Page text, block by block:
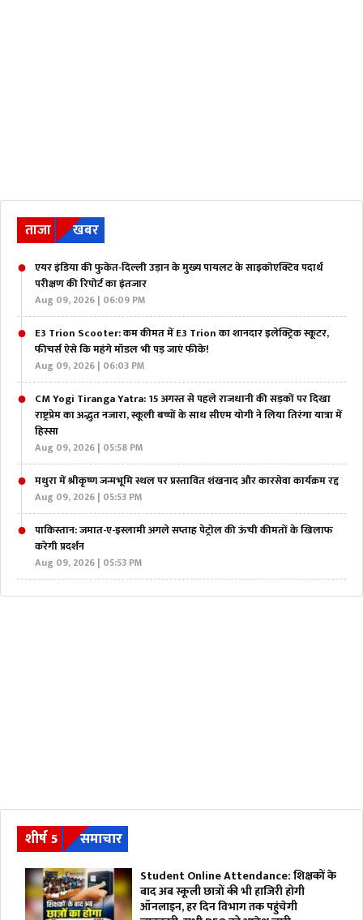
ताजा खबर
एयर इंडिया की फुकेत-दिल्ली उड़ान के मुख्य पायलट के साइकोएक्टिव पदार्थ
परीक्षण की रिपोर्ट का इंतजार
Aug 09, 2026 | 06:09 PM
E3 Trion Scooter: कम कीमत में E3 Trion का शानदार इलेक्ट्रिक स्कूटर,
फीचर्स ऐसे कि महंगे मॉडल भी पड़ जाएं फीके!
Aug 09, 2026 | 06:03 PM
CM Yogi Tiranga Yatra: 15 अगस्त से पहले राजधानी की सड़कों पर दिखा
राष्ट्रप्रेम का अद्भुत नजारा, स्कूली बच्चों के साथ सीएम योगी ने लिया तिरंगा यात्रा में
हिस्सा
Aug 09, 2026 | 05:58 PM
मथुरा में श्रीकृष्ण जन्मभूमि स्थल पर प्रस्तावित शंखनाद और कारसेवा कार्यक्रम रद्द
Aug 09, 2026 | 05:53 PM
पाकिस्तान: जमात-ए-इस्लामी अगले सप्ताह पेट्रोल की ऊंची कीमतों के खिलाफ
करेगी प्रदर्शन
Aug 09, 2026 | 05:53 PM
शीर्ष 5 समाचार
Student Online Attendance: शिक्षकों के
बाद अब स्कूली छात्रों की भी हाजिरी होगी
ऑनलाइन, हर दिन विभाग तक पहुंचेगी